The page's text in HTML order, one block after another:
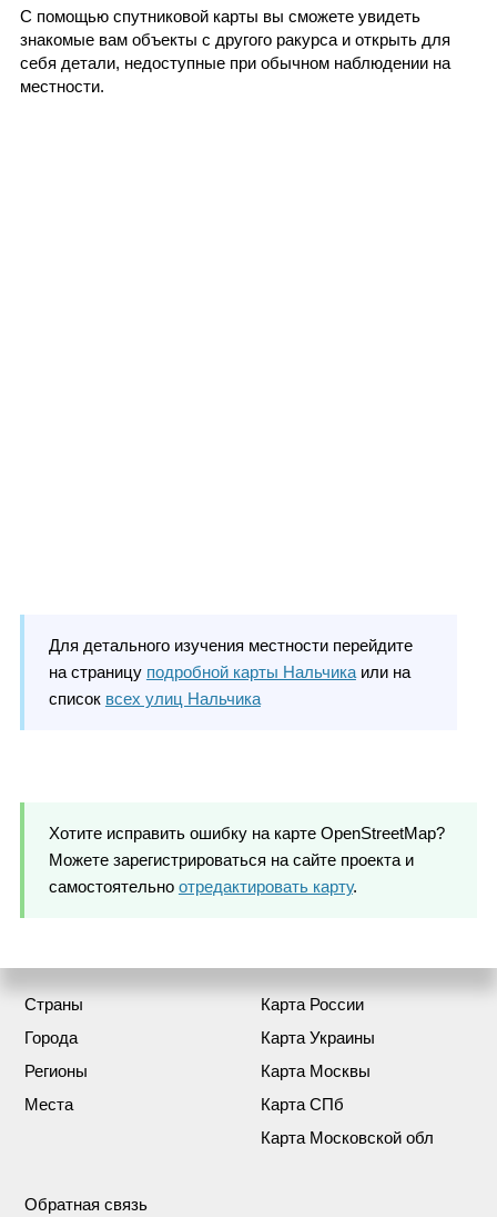
С помощью спутниковой карты вы сможете увидеть
знакомые вам объекты с другого ракурса и открыть для
себя детали, недоступные при обычном наблюдении на
местности.
Для детального изучения местности перейдите
на страницу подробной карты Нальчикаили на
список всех улиц Нальчика
Хотите исправить ошибку на карте OpenStreetMap?
Можете зарегистрироваться на сайте проекта и
самостоятельно отредактировать карту.
Страны
Города
Регионы
Места
Карта России
Карта Украины
Карта Москвы
Карта СПб
Карта Московской обл
Обратная связь